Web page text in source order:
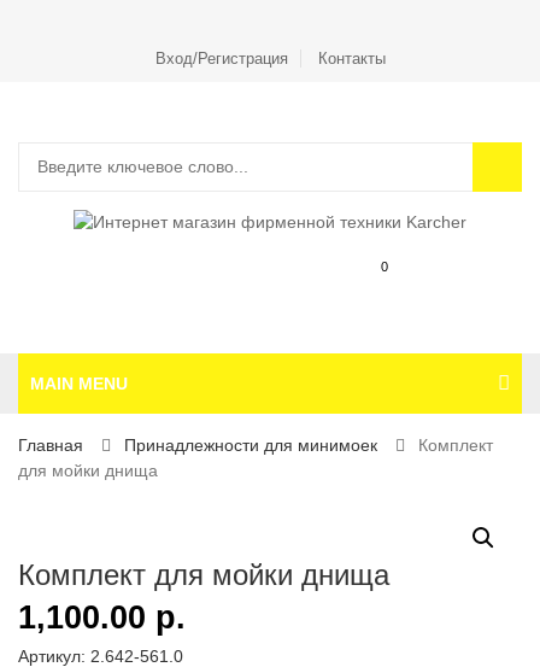
Вход/Регистрация Контакты
0
MAIN MENU
Главная Принадлежности для минимоек
Комплект
для мойки днища
Комплект для мойки днища
1,100.00 р.
Артикул: 2.642-561.0